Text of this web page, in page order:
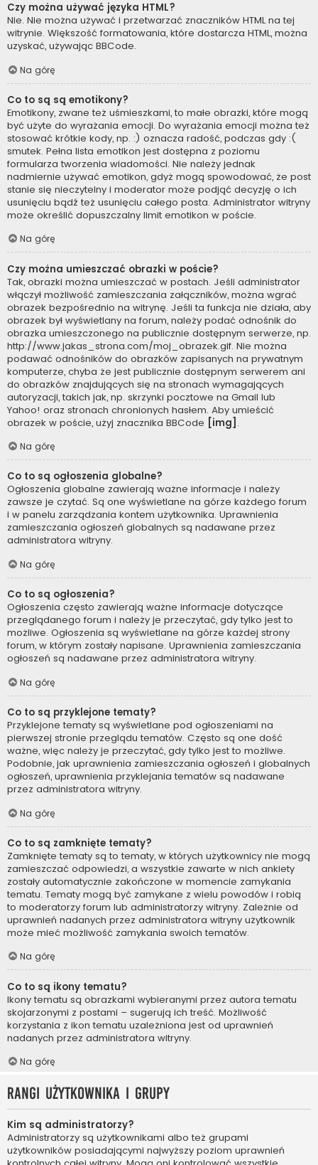
Czy można używać języka HTML?
Nie. Nie można używać i przetwarzać znaczników HTML na tej
witrynie. Większość formatowania, które dostarcza HTML, można
uzyskać, używając BBCode.
Na górę
Co to są są emotikony?
Emotikony, zwane też uśmieszkami, to małe obrazki, które mogą
być użyte do wyrażania emocji. Do wyrażania emocji można też
stosować krótkie kody, np. :) oznacza radość, podczas gdy :(
smutek. Pełna lista emotikon jest dostępna z poziomu
formularza tworzenia wiadomości. Nie należy jednak
nadmiernie używać emotikon, gdyż mogą spowodować, że post
stanie się nieczytelny i moderator może podjąć decyzję o ich
usunięciu bądź też usunięciu całego posta. Administrator witryny
może określić dopuszczalny limit emotikon w poście.
Na górę
Czy można umieszczać obrazki w poście?
Tak, obrazki można umieszczać w postach. Jeśli administrator
włączył możliwość zamieszczania załączników, można wgrać
obrazek bezpośrednio na witrynę. Jeśli ta funkcja nie działa, aby
obrazek był wyświetlany na forum, należy podać odnośnik do
obrazka umieszczonego na publicznie dostępnym serwerze, np.
http://www.jakas_strona.com/moj_obrazek.gif. Nie można
podawać odnośników do obrazków zapisanych na prywatnym
komputerze, chyba że jest publicznie dostępnym serwerem ani
do obrazków znajdujących się na stronach wymagających
autoryzacji, takich jak, np. skrzynki pocztowe na Gmail lub
Yahoo! oraz stronach chronionych hasłem. Aby umieścić
obrazek w poście, użyj znacznika BBCode [img] .
Na górę
Co to są ogłoszenia globalne?
Ogłoszenia globalne zawierają ważne informacje i należy
zawsze je czytać. Są one wyświetlane na górze każdego forum
i w panelu zarządzania kontem użytkownika. Uprawnienia
zamieszczania ogłoszeń globalnych są nadawane przez
administratora witryny.
Na górę
Co to są ogłoszenia?
Ogłoszenia często zawierają ważne informacje dotyczące
przeglądanego forum i należy je przeczytać, gdy tylko jest to
możliwe. Ogłoszenia są wyświetlane na górze każdej strony
forum, w którym zostały napisane. Uprawnienia zamieszczania
ogłoszeń są nadawane przez administratora witryny.
Na górę
Co to są przyklejone tematy?
Przyklejone tematy są wyświetlane pod ogłoszeniami na
pierwszej stronie przeglądu tematów. Często są one dość
ważne, więc należy je przeczytać, gdy tylko jest to możliwe.
Podobnie, jak uprawnienia zamieszczania ogłoszeń i globalnych
ogłoszeń, uprawnienia przyklejania tematów są nadawane
przez administratora witryny.
Na górę
Co to są zamknięte tematy?
Zamknięte tematy są to tematy, w których użytkownicy nie mogą
zamieszczać odpowiedzi, a wszystkie zawarte w nich ankiety
zostały automatycznie zakończone w momencie zamykania
tematu. Tematy mogą być zamykane z wielu powodów i robią
to moderatorzy forum lub administratorzy witryny. Zależnie od
uprawnień nadanych przez administratora witryny użytkownik
może mieć możliwość zamykania swoich tematów.
Na górę
Co to są ikony tematu?
Ikony tematu są obrazkami wybieranymi przez autora tematu
skojarzonymi z postami – sugerują ich treść. Możliwość
korzystania z ikon tematu uzależniona jest od uprawnień
nadanych przez administratora witryny.
Na górę
Rangi użytkownika i grupy
Kim są administratorzy?
Administratorzy są użytkownikami albo też grupami
użytkowników posiadającymi najwyższy poziom uprawnień